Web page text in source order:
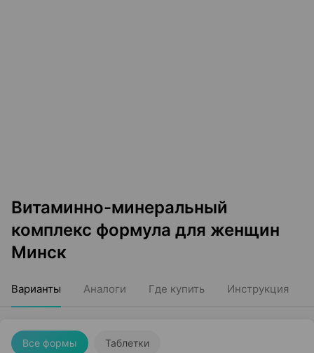
Витаминно-минеральный
комплекс формула для женщин
Минск
Варианты Аналоги Где купить Инструкция
Все формы Таблетки